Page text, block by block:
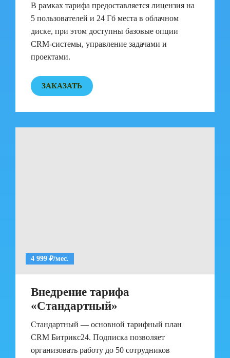
В рамках тарифа предоставляется лицензия на
5 пользователей и 24 Гб места в облачном
диске, при этом доступны базовые опции
CRM-системы, управление задачами и
проектами.
ЗАКАЗАТЬ
4 999 ₽/мес.
Внедрение тарифа
«Стандартный»
Стандартный — основной тарифный план
CRM Битрикс24. Подписка позволяет
организовать работу до 50 сотрудников